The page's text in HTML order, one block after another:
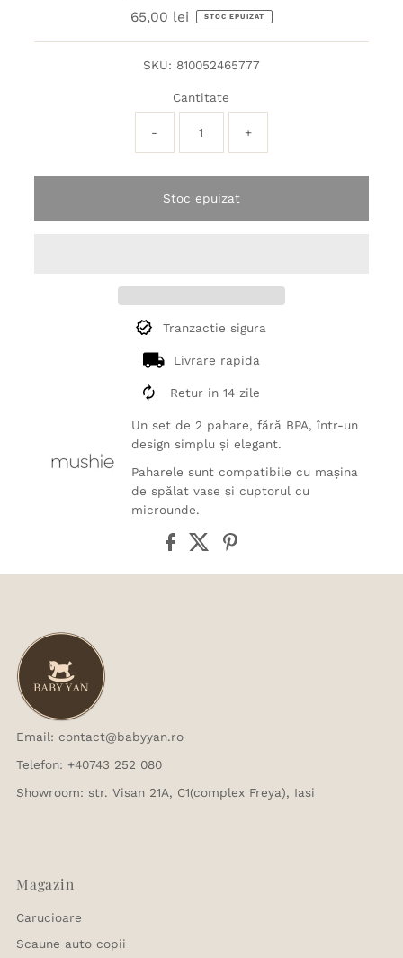
Preț
65,00 lei STOC EPUIZAT
SKU: 810052465777
Cantitate
- +
Stoc epuizat
Tranzactie sigura
Livrare rapida
Retur in 14 zile
Un set de 2 pahare, fără BPA, într-un
design simplu și elegant.
Paharele sunt compatibile cu mașina
de spălat vase și cuptorul cu
microunde.
Email: contact@babyyan.ro
Telefon: +40743 252 080
Showroom: str. Visan 21A, C1(complex Freya), Iasi
Magazin
Carucioare
Scaune auto copii